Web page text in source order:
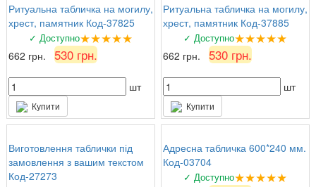
Ритуальна табличка на могилу,
хрест, памятник Код-37825
✓ Доступно★★★★★
662 грн. 530 грн.
шт
Купити
Ритуальна табличка на могилу,
хрест, памятник Код-37885
✓ Доступно★★★★★
662 грн. 530 грн.
шт
Купити
Виготовлення таблички під
замовлення з вашим текстом
Код-27273
Адресна табличка 600*240 мм.
Код-03704
✓ Доступно★★★★★